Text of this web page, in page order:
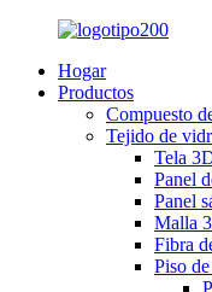
Hogar
Productos
Compuesto
Tejido de
Tela
Panel
Panel
Malla
Fibra
Piso